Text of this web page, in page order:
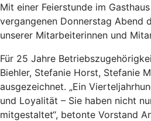
Mit einer Feierstunde im
vergangenen Donnerstag Abend
unserer Mitarbeiterinnen und
Für 25 Jahre
Biehler, Stefanie Horst, Stefanie
ausgezeichnet. „Ein
und Loyalität – Sie haben nicht
mitgestaltet“, betonte Vorstand